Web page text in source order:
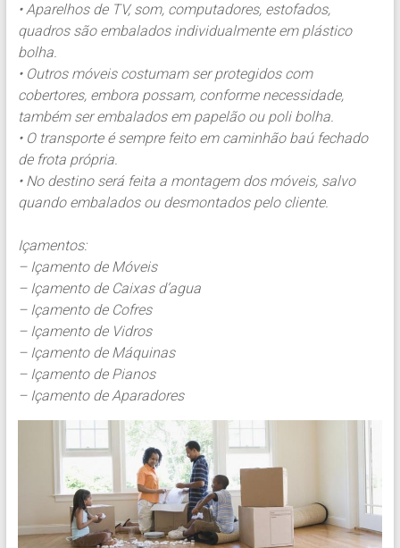
• Aparelhos de TV, som, computadores, estofados,
quadros são embalados individualmente em plástico
bolha.
• Outros móveis costumam ser protegidos com
cobertores, embora possam, conforme necessidade,
também ser embalados em papelão ou poli bolha.
• O transporte é sempre feito em caminhão baú fechado
de frota própria.
• No destino será feita a montagem dos móveis, salvo
quando embalados ou desmontados pelo cliente.
Içamentos:
– Içamento de Móveis
– Içamento de Caixas d’agua
– Içamento de Cofres
– Içamento de Vidros
– Içamento de Máquinas
– Içamento de Pianos
– Içamento de Aparadores